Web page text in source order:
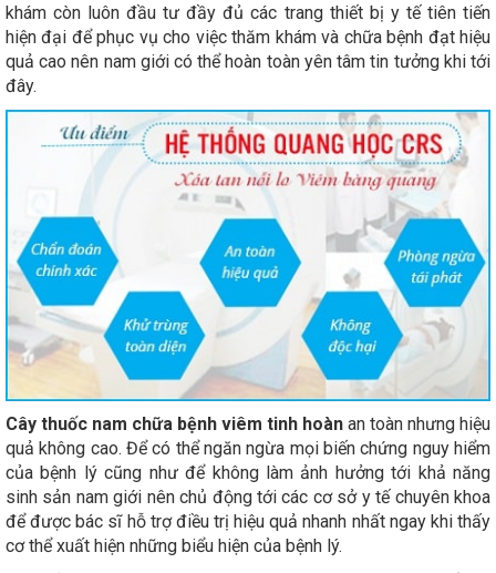
khám còn luôn đầu tư đầy đủ các trang thiết bị y tế tiên tiến
hiện đại để phục vụ cho việc thăm khám và chữa bệnh đạt hiệu
quả cao nên nam giới có thể hoàn toàn yên tâm tin tưởng khi tới
đây.
Cây thuốc nam chữa bệnh viêm tinh hoàn an toàn nhưng hiệu
quả không cao. Để có thể ngăn ngừa mọi biến chứng nguy hiểm
của bệnh lý cũng như để không làm ảnh hưởng tới khả năng
sinh sản nam giới nên chủ động tới các cơ sở y tế chuyên khoa
để được bác sĩ hỗ trợ điều trị hiệu quả nhanh nhất ngay khi thấy
cơ thể xuất hiện những biểu hiện của bệnh lý.